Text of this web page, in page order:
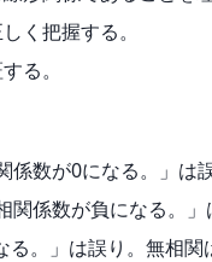
く把握する。
る。
数が0になる。」は
係数が負になる。
。」は誤り。無相